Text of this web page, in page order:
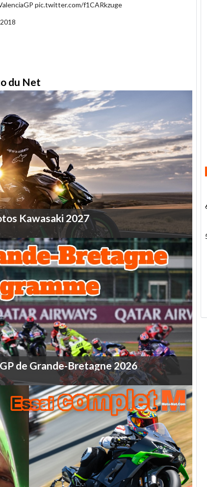
pic.twitter.com/f1CARkzuge
du Net
Kawasaki 2027
GP de Grande-Bretagne 2026